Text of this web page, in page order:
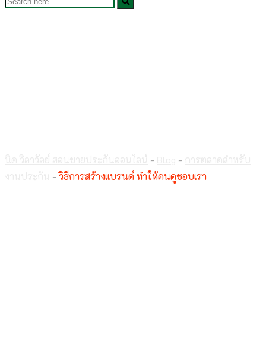
- -
-วิธีการสร้างแบรนด์ ทำให้คนดูชอบเรา